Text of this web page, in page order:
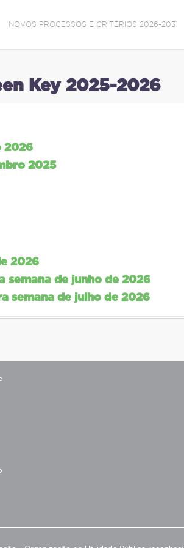
NOVOS PROCESSOS E CRITÉRIOS 2026-2031
Key 2025-2026
2026
2025
2026
semana de junho de 2026
semana de julho de 2026